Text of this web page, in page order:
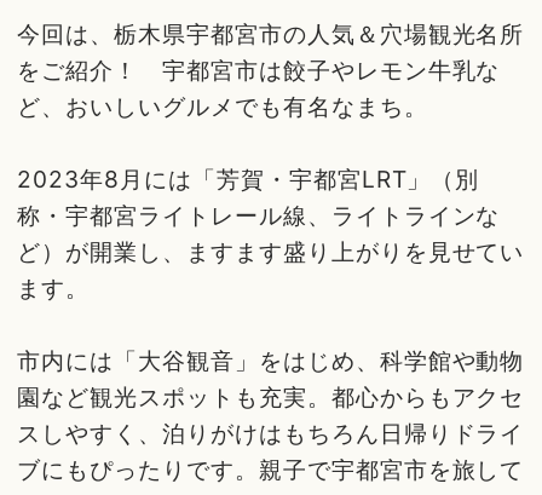
今回は、栃木県宇都宮市の人気＆穴場観光名所
をご紹介！ 宇都宮市は餃子やレモン牛乳な
ど、おいしいグルメでも有名なまち。
2023年8月には「芳賀・宇都宮LRT」（別
称・宇都宮ライトレール線、ライトラインな
ど）が開業し、ますます盛り上がりを見せてい
ます。
市内には「大谷観音」をはじめ、科学館や動物
園など観光スポットも充実。都心からもアクセ
スしやすく、泊りがけはもちろん日帰りドライ
ブにもぴったりです。親子で宇都宮市を旅して